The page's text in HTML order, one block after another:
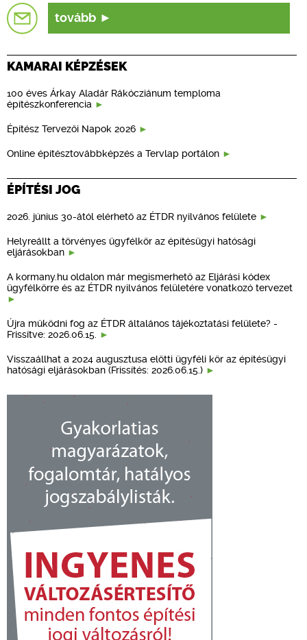
tovább
KAMARAI KÉPZÉSEK
100 éves Árkay Aladár Rákócziánum temploma
építészkonferencia
Építész Tervezői Napok 2026
Online építésztovábbképzés a Tervlap portálon
ÉPÍTÉSI JOG
2026. június 30-ától elérhető az ÉTDR nyilvános felülete
Helyreállt a törvényes ügyfélkör az építésügyi hatósági
eljárásokban
A kormany.hu oldalon már megismerhető az Eljárási kódex
ügyfélkörre és az ÉTDR nyilvános felületére vonatkozó tervezet
Újra működni fog az ÉTDR általános tájékoztatási felülete? -
Frissítve: 2026.06.15.
Visszaállhat a 2024 augusztusa előtti ügyféli kör az építésügyi
hatósági eljárásokban (Frissítés: 2026.06.15.)